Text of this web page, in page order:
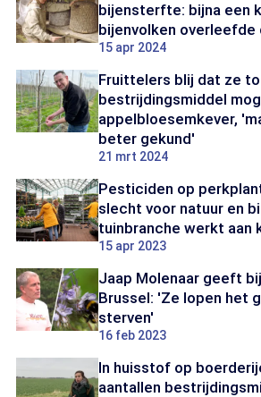
bijensterfte: bijna een
bijenvolken
15 apr 2024
Fruittelers blij dat ze
bestrijdingsmiddel
appelbloesemkever,
beter gekund'
21 mrt 2024
Pesticiden op
slecht voor natuur en
tuinbranche werkt aan
15 apr 2023
Jaap Molenaar geeft
Brussel: 'Ze lopen het
sterven'
16 feb 2023
In huisstof op
aantallen